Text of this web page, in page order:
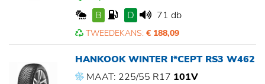
B
D 71 db
TWEEDEKANS: € 188,09
HANKOOK WINTER I*CEPT RS3 W462
MAAT: 225/55 R17 101V